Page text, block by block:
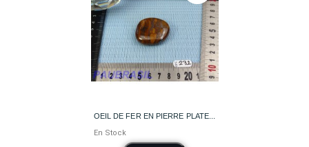
OEIL DE FER EN PIERRE PLATE...
En Stock